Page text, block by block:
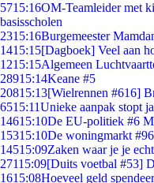
5715:16OM-Teamleider met
basisscholen
2315:16Burgemeester
1415:15[Dagboek] Veel aan
1215:15Algemeen
28915:14Keane #5
20815:13[Wielrennen #616]
6515:11Unieke aanpak stopt
14615:10De EU-politiek #6
15315:10De woningmarkt
14515:09Zaken waar je je
27115:09[Duits voetbal #53]
1615:08Hoeveel geld